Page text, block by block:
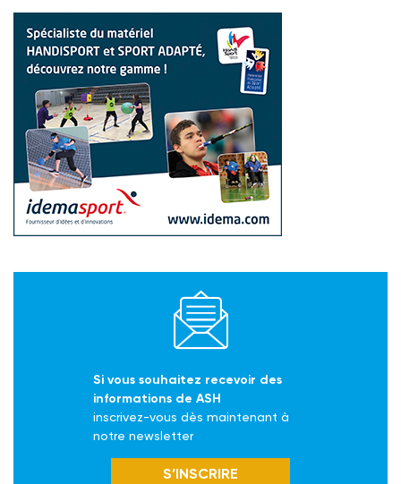
Si vous souhaitez recevoir des
informations de ASH
inscrivez-vous dès maintenant à
notre newsletter
S’INSCRIRE